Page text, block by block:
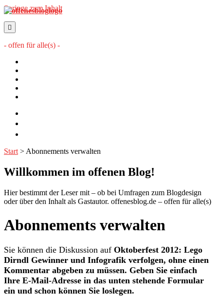
Springe zum Inhalt
offenesblog.de
- offen für alle(s) -
Start > Abonnements verwalten
Willkommen im offenen Blog!
Hier bestimmt der Leser mit – ob bei Umfragen zum Blogdesign
oder über den Inhalt als Gastautor. offenesblog.de – offen für alle(s)
Abonnements verwalten
Sie können die Diskussion auf Oktoberfest 2012: Lego
Dirndl Gewinner und Infografik verfolgen, ohne einen
Kommentar abgeben zu müssen. Geben Sie einfach
Ihre E-Mail-Adresse in das unten stehende Formular
ein und schon können Sie loslegen.